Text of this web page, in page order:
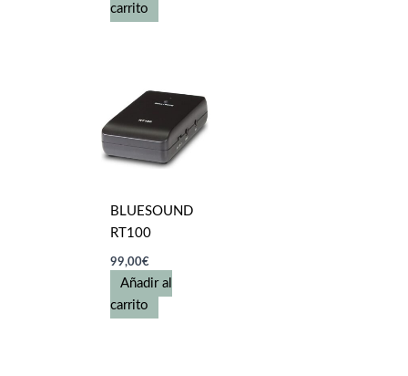
carrito
BLUESOUND
RT100
99,00€
Añadir al
carrito